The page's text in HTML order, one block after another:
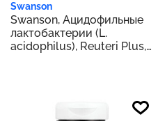
Swanson
Swanson, Ацидофильные
лактобактерии (L.
acidophilus), Reuteri Plus,